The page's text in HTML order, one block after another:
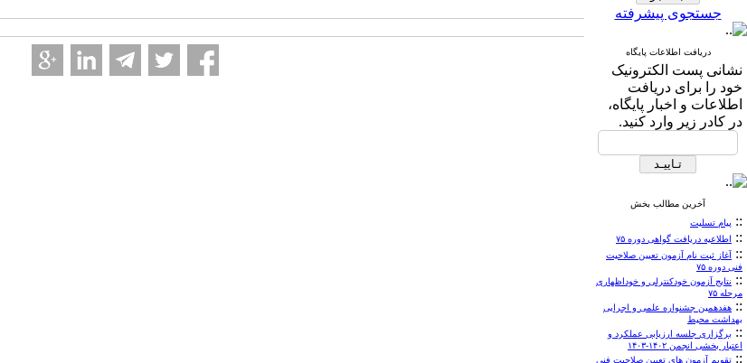
جستجوی پیشرفته
دریافت اطلاعات پایگاه
نشانی پست الکترونیک
خود را برای دریافت
اطلاعات و اخبار پایگاه،
در کادر زیر وارد کنید.
آخرین مطالب بخش
:: پیام تسلیت
:: اطلاعیه دریافت گواهی دوره ۷۵
:: آغاز ثبت نام آزمون تعیین صلاحیت
فنی دوره ۷۵
:: نتایج آزمون خودکنترلی و خوداظهاری
مرحله ۷۵
:: هفدهمین جشنواره علمی و اجرایی
بهداشت محیط
:: برگزاری جلسه ارزیابی عملکرد و
اعتبار بخشی انجمن ۱۴۰۲-۱۴۰۳
:: تقویم آزمون های تعیین صلاحیت فنی